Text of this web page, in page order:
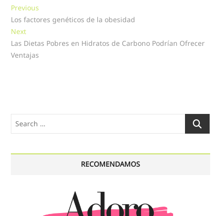
Navegación
de
entradas
Previous
post:
Los factores genéticos de la obesidad
NextNext
post:
Las Dietas Pobres en Hidratos de Carbono Podrían Ofrecer
Ventajas
Search
RECOMENDAMOS